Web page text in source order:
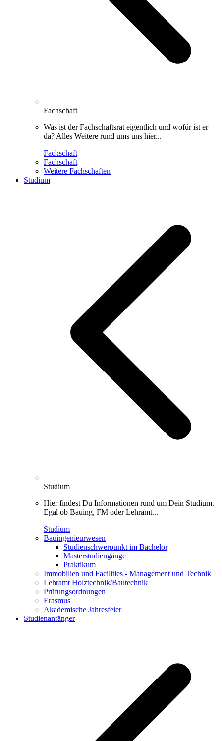
Fachschaft
Was ist der Fachschaftsrat eigentlich und wofür ist er
da? Alles Weitere rund ums uns hier...
Fachschaft
Fachschaft
Weitere Fachschaften
Studium
Studium
Hier findest Du Informationen rund um Dein Studium.
Egal ob Bauing, FM oder Lehramt...
Studium
Bauingenieurwesen
Studienschwerpunkt im Bachelor
Masterstudiengänge
Praktikum
Immobilien und Facilities - Management und Technik
Lehramt Holztechnik/Bautechnik
Prüfungsordnungen
Erasmus
Akademische Jahresfeier
Studienanfänger